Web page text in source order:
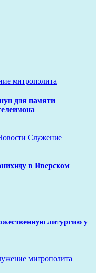
митрополита
дня памяти
Служение
в Иверском
литургию у
митрополита